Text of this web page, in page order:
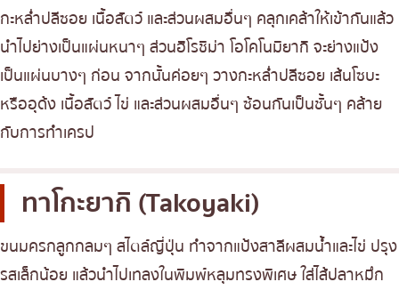
กะหล่ำปลีซอย เนื้อสัตว์ และส่วนผสมอื่นๆ คลุกเคล้าให้เข้ากันแล้ว
นำไปย่างเป็นแผ่นหนาๆ ส่วนฮิโรชิม่า โอโคโนมิยากิ จะย่างแป้ง
เป็นแผ่นบางๆ ก่อน จากนั้นค่อยๆ วางกะหล่ำปลีซอย เส้นโซบะ
หรืออุด้ง เนื้อสัตว์ ไข่ และส่วนผสมอื่นๆ ซ้อนกันเป็นชั้นๆ คล้าย
กับการทำเครป
ทาโกะยากิ (Takoyaki)
ขนมครกลูกกลมๆ สไตล์ญี่ปุ่น ทำจากแป้งสาลีผสมน้ำและไข่ ปรุง
รสเล็กน้อย แล้วนำไปเทลงในพิมพ์หลุมทรงพิเศษ ใส่ไส้ปลาหมึก